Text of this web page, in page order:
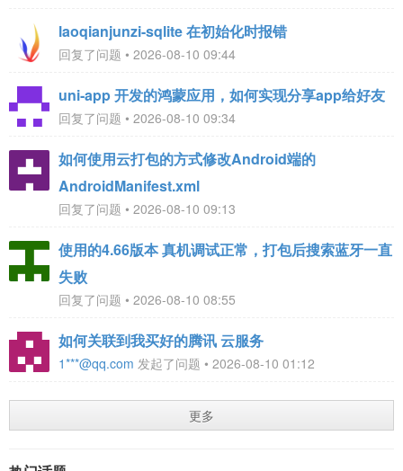
laoqianjunzi-sqlite 在初始化时报错
回复了问题 • 2026-08-10 09:44
uni‑app 开发的鸿蒙应用，如何实现分享app给好友
回复了问题 • 2026-08-10 09:34
如何使用云打包的方式修改Android端的
AndroidManifest.xml
回复了问题 • 2026-08-10 09:13
使用的4.66版本 真机调试正常，打包后搜索蓝牙一直
失败
回复了问题 • 2026-08-10 08:55
如何关联到我买好的腾讯 云服务
1***@qq.com 发起了问题 • 2026-08-10 01:12
更多